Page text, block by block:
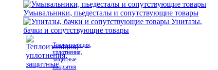
Умывальники, пьедесталы и сопутствующие товары
Унитазы,
бачки и сопутствующие товары
Теплоизоляция,
уплотнения,
защитные
покрытия